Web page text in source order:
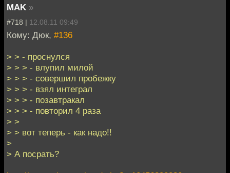
MAK »
#718 | 12.08.11 09:49
Кому: Дюк, #136
> > - проснулся
> > > - влупил милой
> > > - совершил пробежку
> > > - взял интеграл
> > > - позавтракал
> > > - повторил 4 раза
> >
> > вот теперь - как надо!!
>
> А посрать?